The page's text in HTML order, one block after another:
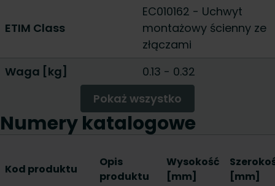
ETIM Class
EC010162 - Uchwyt
montażowy ścienny ze
złączami
Waga [kg]
0.13 - 0.32
Pokaż wszystko
Numery katalogowe
Kod produktu
Opis
produktu
Wysokość
[mm]
[mm]